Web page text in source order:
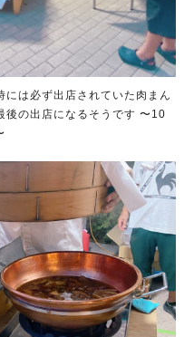
には必ず出店されていた肉まん
後の出店になるそうです 〜10